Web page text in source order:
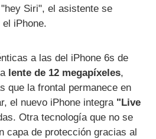
Siri", el asistente se
iPhone.
a las del iPhone 6s de
lente de 12 megapíxeles,
que la frontal permanece en
el nuevo iPhone integra "Live
Otra tecnología que no se
capa de protección gracias al